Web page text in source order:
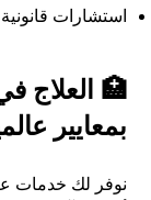
استشارات
🏥 العلاج
بمعايير
نوفر لك خدمات